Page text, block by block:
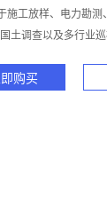
施工放样、电力勘
土调查以及多行业巡
购买